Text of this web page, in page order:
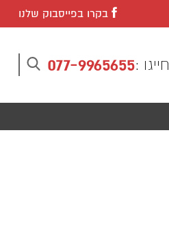
בקרו בפייסבוק שלנו
חייגו :077-9965655